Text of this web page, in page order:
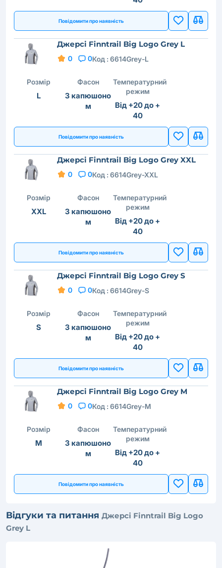
Повідомити про наявність
Джерсі Finntrail Big Logo Grey L
0 0Код : 6614Grey-L
Розмір
L
Фасон
З капюшоно
м
Температурний
режим
Від +20 до +
40
Повідомити про наявність
Джерсі Finntrail Big Logo Grey XXL
0 0Код : 6614Grey-XXL
Розмір
XXL
Фасон
З капюшоно
м
Температурний
режим
Від +20 до +
40
Повідомити про наявність
Джерсі Finntrail Big Logo Grey S
0 0Код : 6614Grey-S
Розмір
S
Фасон
З капюшоно
м
Температурний
режим
Від +20 до +
40
Повідомити про наявність
Джерсі Finntrail Big Logo Grey M
0 0Код : 6614Grey-M
Розмір
M
Фасон
З капюшоно
м
Температурний
режим
Від +20 до +
40
Повідомити про наявність
Відгуки та питання Джерсі Finntrail Big Logo
Grey L